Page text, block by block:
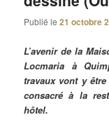
Publié le21 octobre
L’avenir de la
Locmaria à
travaux vont y
consacré à la
hôtel.